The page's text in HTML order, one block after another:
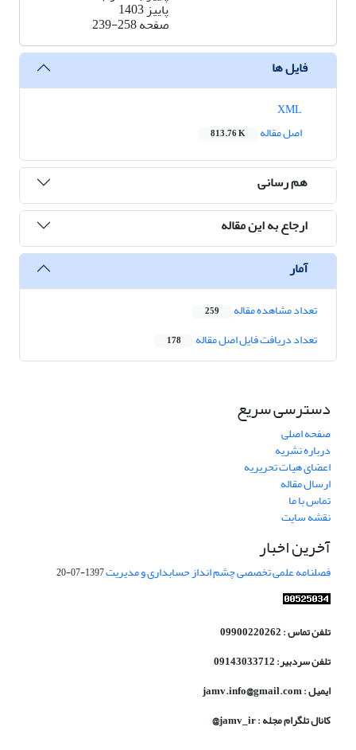
پاییز 1403
صفحه239-258
فایل ها
اصل مقاله
813.76 K
هم رسانی
ارجاع به این مقاله
آمار
تعداد مشاهده مقاله 259
تعداد دریافت فایل اصل مقاله 178
دسترسی سریع
صفحه اصلی
درباره نشریه
اعضای هیات تحریریه
ارسال مقاله
تماس با ما
نقشه سایت
آخرین اخبار
فصلنامه علمی تخصصی چشم انداز حسابداری و مدیریت1397-07-20
تلفن تماس : 09900220262
تلفن سردبیر: 09143033712
ایمیل : jamv.info@gmail.com
کانال تلگرام مجله : jamv_ir@